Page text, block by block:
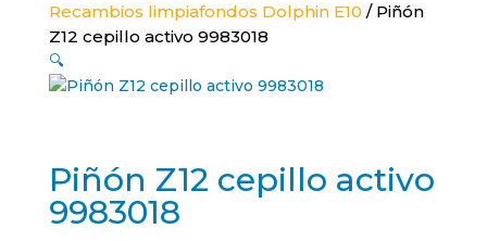
Recambios limpiafondos Dolphin E10 / Piñón
Z12 cepillo activo 9983018
🔍
Piñón Z12 cepillo activo
9983018